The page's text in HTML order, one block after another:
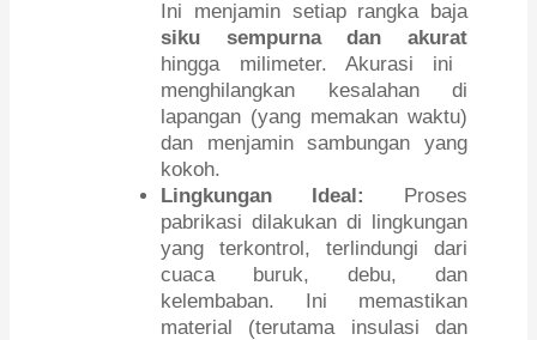
Ini menjamin setiap rangka baja
siku sempurna dan akurat
hingga milimeter. Akurasi ini
menghilangkan kesalahan di
lapangan (yang memakan waktu)
dan menjamin sambungan yang
kokoh.
Lingkungan Ideal:
Proses
pabrikasi dilakukan di lingkungan
yang terkontrol, terlindungi dari
cuaca buruk, debu, dan
kelembaban. Ini memastikan
material (terutama insulasi dan